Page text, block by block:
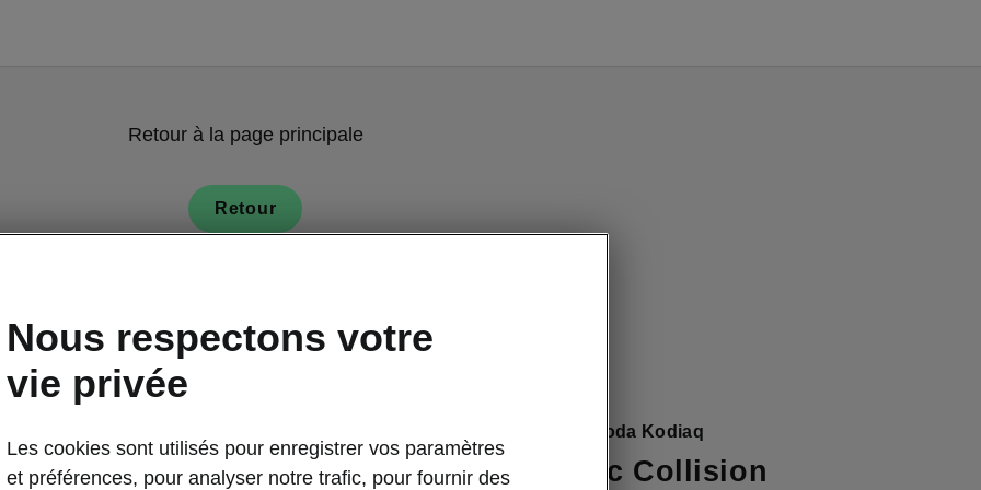
Retour à la page principale
Retour
Systèmes de sécurité du Škoda Kodiaq
Front Assist avec Collision
Nous respectons votre
vie privée
Les cookies sont utilisés pour enregistrer vos paramètres
et préférences, pour analyser notre trafic, pour fournir des